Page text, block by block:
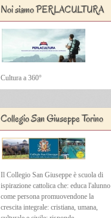
Noi siamo PERLACULTURA
Cultura a 360°
Collegio San Giuseppe Torino
Il Collegio San Giuseppe è scuola di
ispirazione cattolica che: educa l'alunno
come persona promuovendone la
crescita integrale: cristiana, umana,